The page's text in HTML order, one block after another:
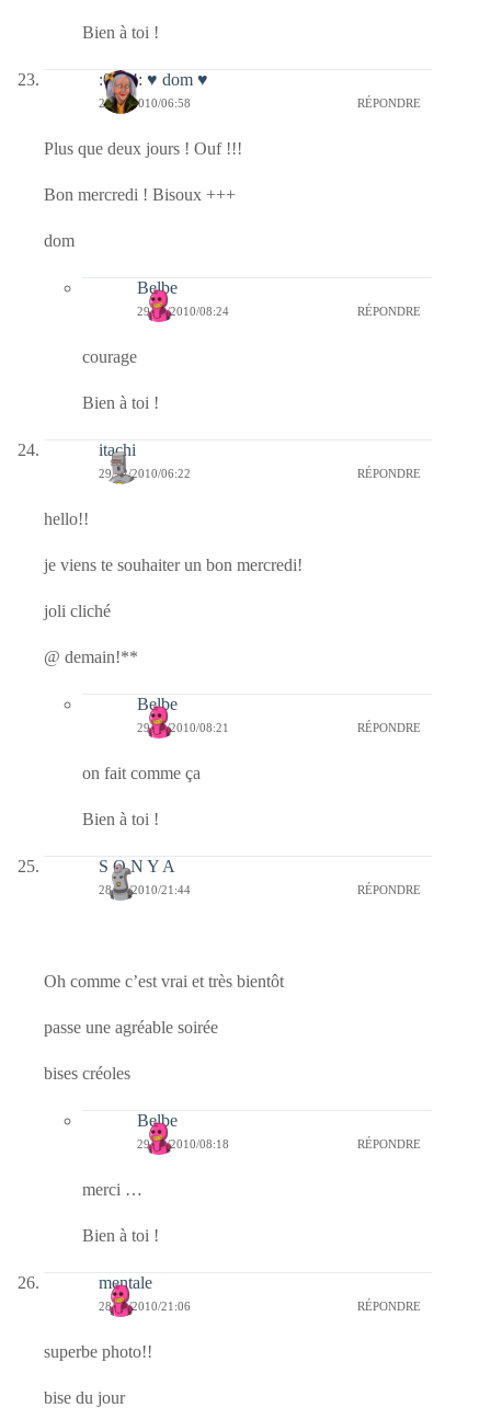
Bien à toi !
:0014: ♥ dom ♥
29/12/2010/06:58 RÉPONDRE
Plus que deux jours ! Ouf !!!
Bon mercredi ! Bisoux +++
dom
Belbe
29/12/2010/08:24 RÉPONDRE
courage
Bien à toi !
itachi
29/12/2010/06:22 RÉPONDRE
hello!!
je viens te souhaiter un bon mercredi!
joli cliché
@ demain!**
Belbe
29/12/2010/08:21 RÉPONDRE
on fait comme ça
Bien à toi !
S O N Y A
28/12/2010/21:44 RÉPONDRE
Oh comme c’est vrai et très bientôt
passe une agréable soirée
bises créoles
Belbe
29/12/2010/08:18 RÉPONDRE
merci …
Bien à toi !
mentale
28/12/2010/21:06 RÉPONDRE
superbe photo!!
bise du jour